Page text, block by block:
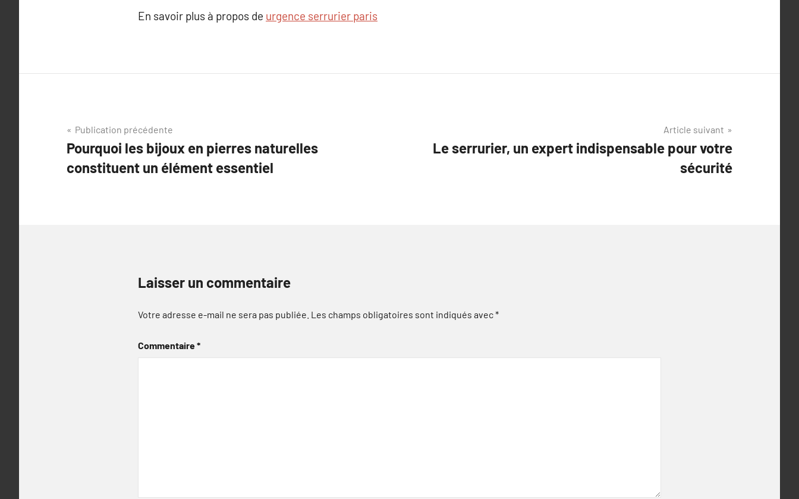
En savoir plus à propos de urgence serrurier paris
Navigation
de
l’article
Publication précédente
Pourquoi les bijoux en pierres naturelles
constituent un élément essentiel
Article suivant
Le serrurier, un expert indispensable pour votre
sécurité
Laisser un commentaire
Votre adresse e-mail ne sera pas publiée. Les champs obligatoires sont indiqués avec*
Commentaire*